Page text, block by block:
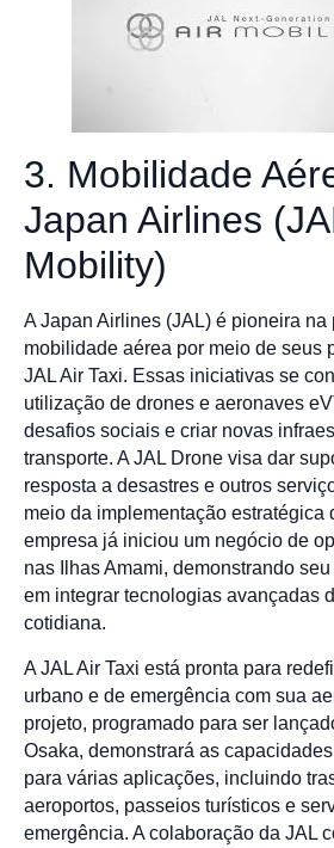
3. Mobilidade
Japan Airlines
Mobility)
A Japan Airlines (JAL) é pioneira na
mobilidade aérea por meio de seus
JAL Air Taxi. Essas iniciativas se
utilização de drones e aeronaves
desafios sociais e criar novas
transporte. A JAL Drone visa dar
resposta a desastres e outros
meio da implementação estratégica
empresa já iniciou um negócio de
nas Ilhas Amami, demonstrando
em integrar tecnologias avançadas
cotidiana.
A JAL Air Taxi está pronta para
urbano e de emergência com sua
projeto, programado para ser
Osaka, demonstrará as
para várias aplicações, incluindo
aeroportos, passeios turísticos e
emergência. A colaboração da JAL